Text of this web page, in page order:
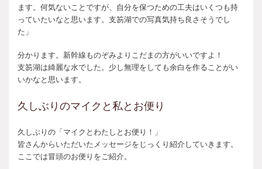
ます。何気ないことですが、自分を保つための工夫はいくつも持
っていたいなと思います。支笏湖での写真気持ち良さそうでし
た」
分かります。新幹線ものぞみよりこだまの方がいいですよ！
支笏湖は綺麗な水でした。少し無理をしても余白を作ることがい
いかなと思います。
久しぶりのマイクと私とお便り
久しぶりの「マイクとわたしとお便り！」
皆さんからいただいたメッセージをじっくり紹介していきます。
ここでは冒頭のお便りをご紹介。